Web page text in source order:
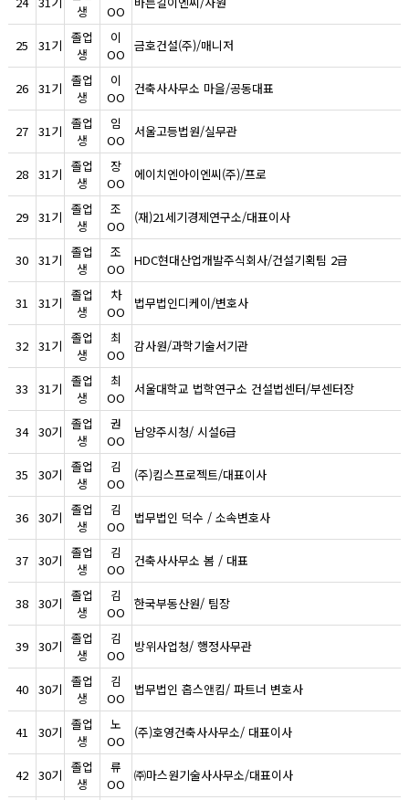
생
OO
25 31기 졸업
생
이
OO
금호건설(주)/매니저
26 31기 졸업
생
이
OO
건축사사무소 마을/공동대표
27 31기 졸업
생
임
OO
서울고등법원/실무관
28 31기 졸업
생
장
OO
에이치엔아이엔씨(주)/프로
29 31기 졸업
생
조
OO
(재)21세기경제연구소/대표이사
30 31기 졸업
생
조
OO
HDC현대산업개발주식회사/건설기획팀 2급
31 31기 졸업
생
차
OO
법무법인디케이/변호사
32 31기 졸업
생
최
OO
감사원/과학기술서기관
33 31기 졸업
생
최
OO
서울대학교 법학연구소 건설법센터/부센터장
34 30기 졸업
생
권
OO
남양주시청/ 시설6급
35 30기 졸업
생
김
OO
(주)킴스프로젝트/대표이사
36 30기 졸업
생
김
OO
법무법인 덕수 / 소속변호사
37 30기 졸업
생
김
OO
건축사사무소 봄 / 대표
38 30기 졸업
생
김
OO
한국부동산원/ 팀장
39 30기 졸업
생
김
OO
방위사업청/ 행정사무관
40 30기 졸업
생
김
OO
법무법인 홉스앤킴/ 파트너 변호사
41 30기 졸업
생
노
OO
(주)호영건축사사무소/ 대표이사
42 30기 졸업
생
류
OO
㈜마스원기술사사무소/대표이사